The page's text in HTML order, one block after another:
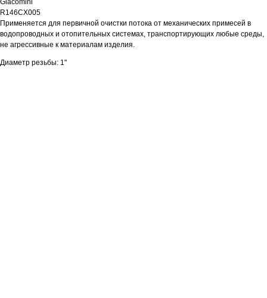
R146CX005
Применяется для первичной очистки потока от механических примесей в
водопроводных и отопительных системах, транспортирующих любые среды,
не агрессивные к материалам изделия.
Диаметр резьбы: 1"